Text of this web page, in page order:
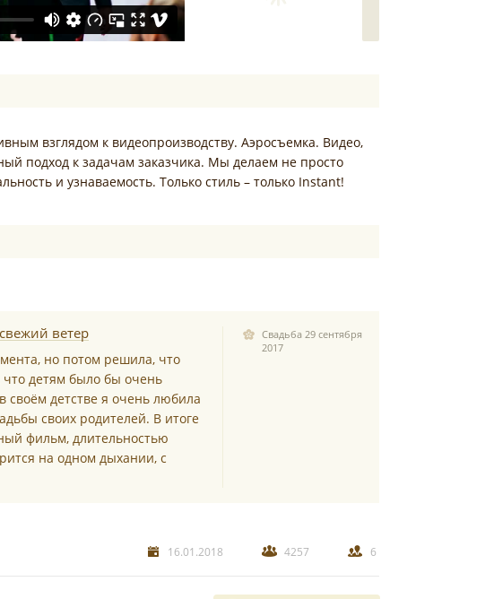
взглядом к видеопроизводству. Аэросъемка. Видео,
подход к задачам заказчика. Мы делаем не просто
и узнаваемость. Только стиль – только Instant!
ветер
но потом решила, что
что детям было бы очень
своём детстве я очень любила
своих родителей. В итоге
фильм, длительностью
на одном дыхании, с
Свадьба 29 сентября
2017
16.01.2018 4257 6